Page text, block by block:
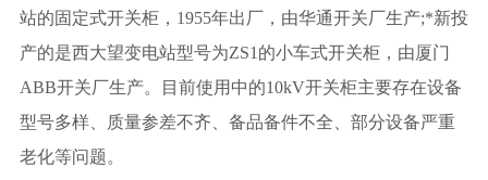
站的固定式开关柜，1955年出厂，由华通开关厂生产;*新投
产的是西大望变电站型号为ZS1的小车式开关柜，由厦门
ABB开关厂生产。目前使用中的10kV开关柜主要存在设备
型号多样、质量参差不齐、备品备件不全、部分设备严重
老化等问题。